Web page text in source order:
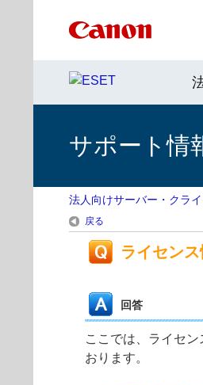
サポート情
法人向けサーバー・クラ
戻る
ライセン
回答
ここでは、ライセ
おります。